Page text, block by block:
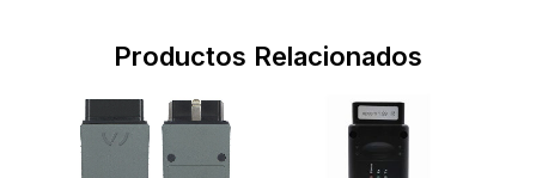
Productos Relacionados